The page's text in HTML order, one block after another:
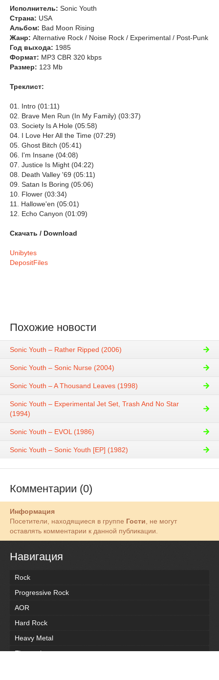
Исполнитель: Sonic Youth
Страна: USA
Альбом: Bad Moon Rising
Жанр: Alternative Rock / Noise Rock / Experimental / Post-Punk
Год выхода: 1985
Формат: MP3 CBR 320 kbps
Размер: 123 Mb
Треклист:
01. Intro (01:11)
02. Brave Men Run (In My Family) (03:37)
03. Society Is A Hole (05:58)
04. I Love Her All the Time (07:29)
05. Ghost Bitch (05:41)
06. I'm Insane (04:08)
07. Justice Is Might (04:22)
08. Death Valley '69 (05:11)
09. Satan Is Boring (05:06)
10. Flower (03:34)
11. Hallowe'en (05:01)
12. Echo Canyon (01:09)
Скачать / Download
Unibytes
DepositFiles
Похожие новости
Sonic Youth – Rather Ripped (2006)
Sonic Youth – Sonic Nurse (2004)
Sonic Youth – A Thousand Leaves (1998)
Sonic Youth – Experimental Jet Set, Trash And No Star
(1994)
Sonic Youth – EVOL (1986)
Sonic Youth – Sonic Youth [EP] (1982)
Комментарии (0)
Информация
Посетители, находящиеся в группе Гости, не могут
оставлять комментарии к данной публикации.
Навигация
Rock
Progressive Rock
AOR
Hard Rock
Heavy Metal
Electronic